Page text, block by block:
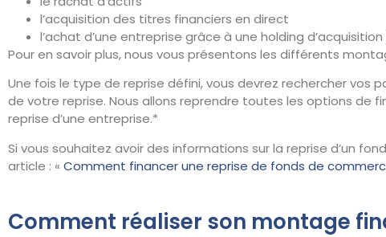
l’acquisition des titres financiers en direct
l’achat d’une entreprise grâce à une holding
Pour en savoir plus, nous vous présentons les différents
Une fois le type de reprise défini, vous devrez rechercher vos
de votre reprise. Nous allons reprendre toutes les options de
reprise d’une entreprise.*
Si vous souhaitez avoir des informations sur la reprise d’un
article : « Comment financer une reprise de fonds de
Comment réaliser son montage